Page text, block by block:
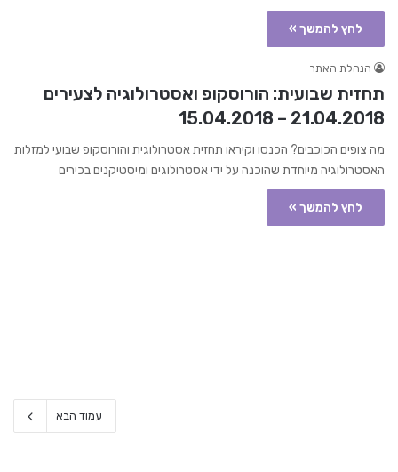
לחץ להמשך »
הנהלת האתר
תחזית שבועית: הורוסקופ ואסטרולוגיה לצעירים
21.04.2018 – 15.04.2018
מה צופים הכוכבים? הכנסו וקיראו תחזית אסטרולוגית והורוסקופ שבועי למזלות
האסטרולוגיה מיוחדת שהוכנה על ידי אסטרולוגים ומיסטיקנים בכירים
לחץ להמשך »
עמוד הבא